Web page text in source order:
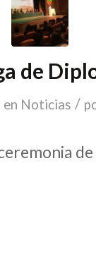
de
en Noticias /